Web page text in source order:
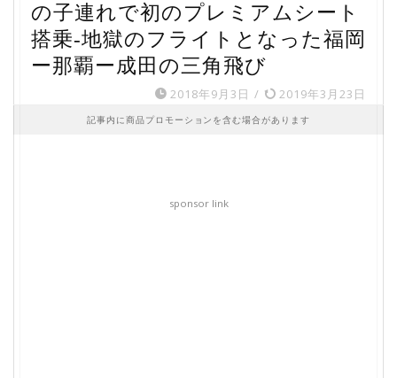
の子連れで初のプレミアムシート
搭乗-地獄のフライトとなった福岡
ー那覇ー成田の三角飛び
2018年9月3日 / 2019年3月23日
記事内に商品プロモーションを含む場合があります
sponsor link